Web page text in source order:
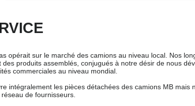
opérait sur le marché des camions au niveau local. Nos
produits assemblés, conjugués à notre désir de nous
commerciales au niveau mondial.
intégralement les pièces détachées des camions MB
de fournisseurs.